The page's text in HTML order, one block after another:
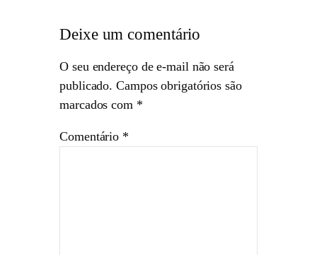
Deixe um comentário
O seu endereço de e-mail não será
publicado. Campos obrigatórios são
marcados com *
Comentário *